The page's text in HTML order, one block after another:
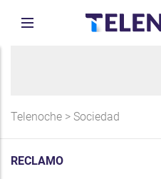
Telenoche > Sociedad
RECLAMO